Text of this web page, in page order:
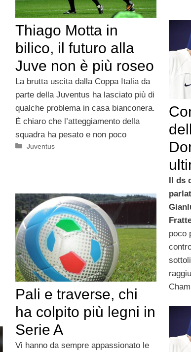
Thiago Motta in
bilico, il futuro alla
Juve non è più roseo
La brutta uscita dalla Coppa Italia da
parte della Juventus ha lasciato più di
qualche problema in casa bianconera.
È chiaro che l’atteggiamento della
squadra ha pesato e non poco
Categorie
Juventus
Il ds
poco
Pali e traverse, chi
ha colpito più legni in
Serie A
Vi hanno da sempre appassionato le